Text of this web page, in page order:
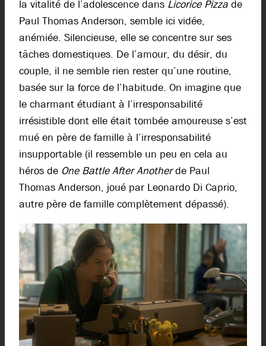
la vitalité de l’adolescence dans Licorice Pizza de
Paul Thomas Anderson, semble ici vidée,
anémiée. Silencieuse, elle se concentre sur ses
tâches domestiques. De l’amour, du désir, du
couple, il ne semble rien rester qu’une routine,
basée sur la force de l’habitude. On imagine que
le charmant étudiant à l’irresponsabilité
irrésistible dont elle était tombée amoureuse s’est
mué en père de famille à l’irresponsabilité
insupportable (il ressemble un peu en cela au
héros de One Battle After Anotherde Paul
Thomas Anderson, joué par Leonardo Di Caprio,
autre père de famille complètement dépassé).